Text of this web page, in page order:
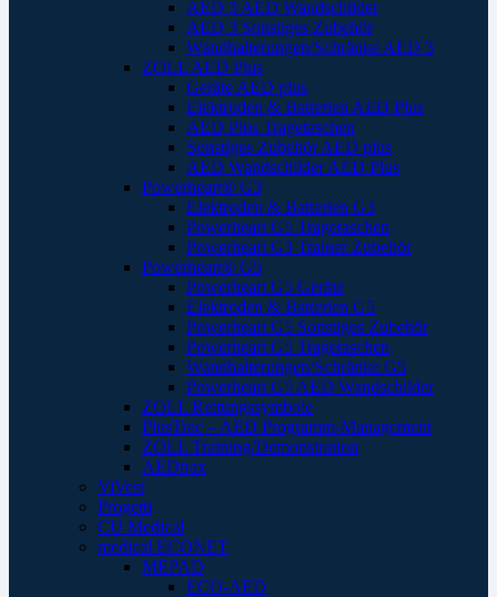
AED 3 AED Wandschilder
AED 3 Sonstiges Zubehör
Wandhalterungen/Schränke AED 3
ZOLL AED Plus
Geräte AED plus
Elektroden & Batterien AED Plus
AED Plus Tragetaschen
Sonstiges Zubehör AED plus
AED Wandschilder AED Plus
Powerheart® G3
Elektroden & Batterien G3
Powerheart G5 Tragetaschen
Powerheart G3 Trainer Zubehör
Powerheart® G5
Powerheart G5 Geräte
Elektroden & Batterien G5
Powerheart G5 Sonstiges Zubehör
Powerheart G5 Tragetaschen
Wandhalterungen/Schränke G5
Powerheart G5 AED Wandschilder
ZOLL Rettungssymbole
PlusTrac – AED Programm-Management
ZOLL Training/Demonstration
AEDtrax
ViVest
Progetti
CU Medical
medical ECONET
MEPAD
ECO-AED